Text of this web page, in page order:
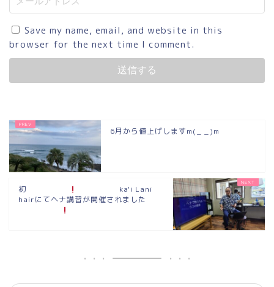
Save my name, email, and website in this
browser for the next time I comment.
6月から値上げしますm(_ _)m
初
ka'i Lani
hairにてヘナ講習が開催されました